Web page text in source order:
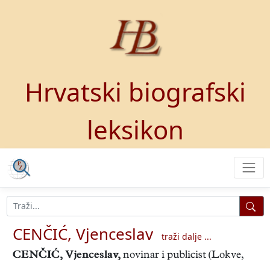
Hrvatski biografski
leksikon
CENČIĆ, Vjenceslav
traži dalje ...
CENČIĆ, Vjenceslav, novinar i publicist (Lokve,